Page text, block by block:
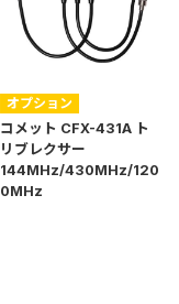
オプション
コメット CFX-431A ト
リブレクサー
144MHz/430MHz/120
0MHz